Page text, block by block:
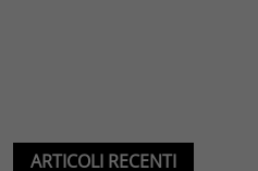
ARTICOLI RECENTI